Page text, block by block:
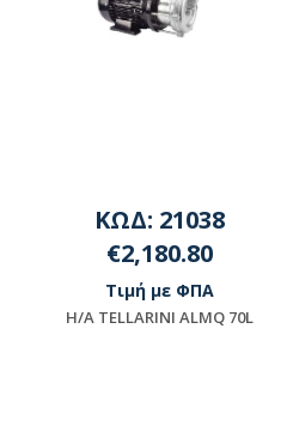
ΚΩΔ: 21038
€2,180.80
Τιμή με ΦΠΑ
Η/Α TELLARINI ALMQ 70L